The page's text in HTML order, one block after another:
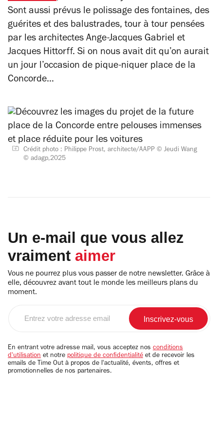
Sont aussi prévus le polissage des fontaines, des
guérites et des balustrades, tour à tour pensées
par les architectes Ange-Jacques Gabriel et
Jacques Hittorff. Si on nous avait dit qu’on aurait
un jour l’occasion de pique-niquer place de la
Concorde…
Crédit photo : Philippe Prost, architecte/AAPP © Jeudi Wang
© adagp,2025
Un e-mail que vous allez
vraiment aimer
Vous ne pourrez plus vous passer de notre newsletter. Grâce à
elle, découvrez avant tout le monde les meilleurs plans du
moment.
email
En entrant votre adresse mail, vous acceptez nos conditions
d'utilisation et notre politique de confidentialité et de recevoir les
emails de Time Out à propos de l'actualité, évents, offres et
promotionnelles de nos partenaires.